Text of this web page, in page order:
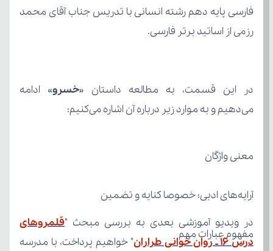
رزمی از اساتید برتر فارسی.
در این قسمت، به مطالعه داستان «خسرو
می‌دهیم و به موارد زیر درباره آن اشاره می‌کنیم:
معنی واژگان
آرایه‌های ادبی؛ خصوصا کنایه و تضمین
مفهوم عبارات مهم
در ویدیو آموزشی بعدی به بررسی مبحث "
درس 16 ـ روان خوانی طراران